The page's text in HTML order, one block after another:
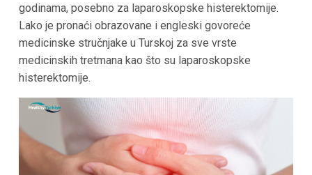
godinama, posebno za laparoskopske histerektomije.
Lako je pronaći obrazovane i engleski govoreće
medicinske stručnjake u Turskoj za sve vrste
medicinskih tretmana kao što su laparoskopske
histerektomije.